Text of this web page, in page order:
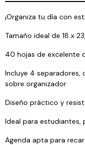
¡Organiza tu día con
Tamaño ideal de 18 x
40 hojas de excelente
Incluye 4 separadores,
sobre organizador
Diseño práctico y
Ideal para estudiantes,
Agenda apta para